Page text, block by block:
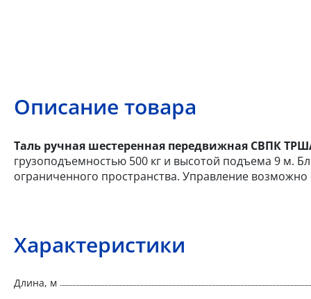
Описание товара
Таль ручная шестеренная передвижная СВПК
грузоподъемностью 500 кг и высотой подъема 9 м.
ограниченного пространства. Управление
Характеристики
Длина, м